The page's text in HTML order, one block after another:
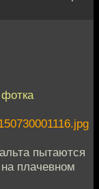
пытаются
плачевном